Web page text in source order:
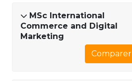
MSc International
Commerce and Digital
Marketing
Comparer